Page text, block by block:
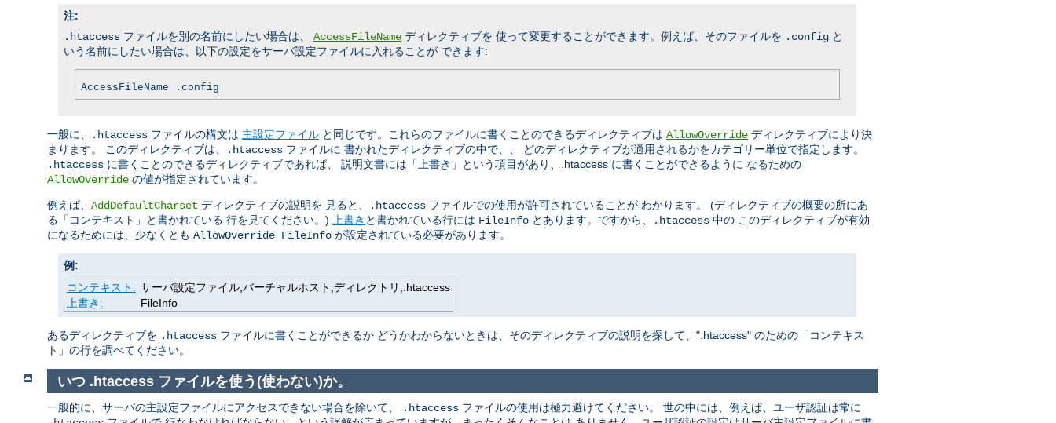
注:
.htaccess ファイルを別の名前にしたい場合は、 AccessFileName ディレクティブを 使って変更することができます。例えば、そのファイルを .config と
いう名前にしたい場合は、以下の設定をサーバ設定ファイルに入れることが できます:
AccessFileName .config
一般に、 .htaccess ファイルの構文は 主設定ファイル と同じです。これらのファイルに書くことのできるディレクティブは AllowOverride ディレクティブにより決
まります。 このディレクティブは、
.htaccess ファイルに 書かれたディレクティブの中で、、 どのディレクティブが適用されるかをカテゴリー単位で指定します。
.htaccess に書くことのできるディレクティブであれば、 説明文書には「上書き」という項目があり、.htaccess に書くことができるように なるための
AllowOverride の値が指定されています。
例えば、 AddDefaultCharset ディレクティブの説明を 見ると、 .htaccess ファイルでの使用が許可されていることが わかります。 (ディレクティブの概要の所にあ
る「コンテキスト」と書かれている 行を見てください。)
上書き と書かれている行には FileInfo とあります。ですから、 .htaccess 中の このディレクティブが有効
になるためには、少なくとも AllowOverride FileInfo が設定されている必要があります。
例:
コンテキスト: サーバ設定ファイル,バーチャルホスト,ディレクトリ,.htaccess
上書き:
FileInfo
あるディレクティブを .htaccess ファイルに書くことができるか どうかわからないときは、そのディレクティブの説明を探して、".htaccess" のための「コンテキス
ト」の行を調べてください。
いつ .htaccess ファイルを使う(使わない)か。
一般的に、サーバの主設定ファイルにアクセスできない場合を除いて、 .htaccess ファイルの使用は極力避けてください。 世の中には、例えば、ユーザ認証は常に